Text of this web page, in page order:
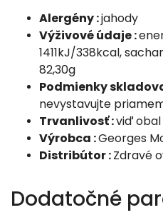
Alergény :jahody
Výživové údaje :
1411kJ/338kcal,
82,30g
Podmienky
nevystavujte
Trvanlivosť :viď obal
Výrobca :Georges
Distribútor :Zdravé
Dodatočné